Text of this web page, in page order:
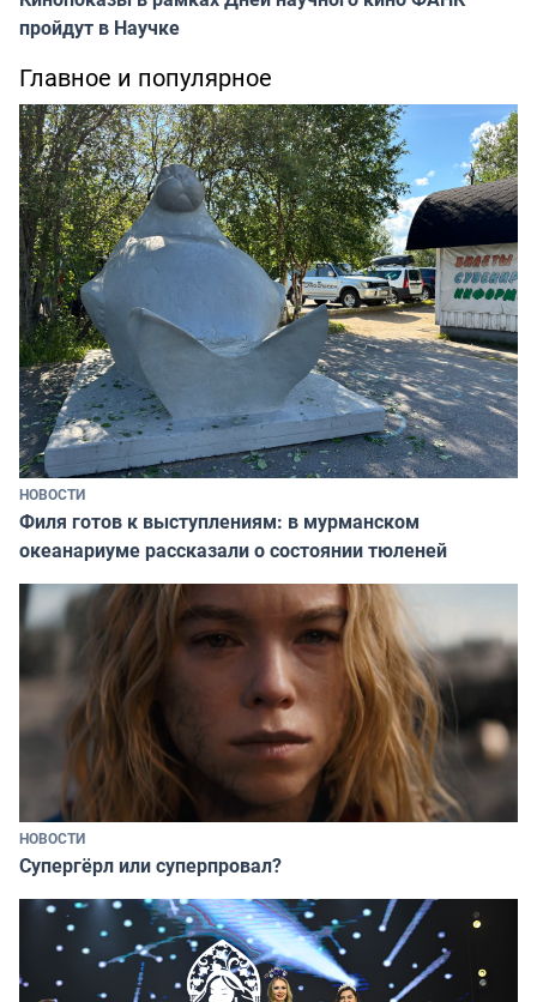
пройдут в Научке
Главное и популярное
НОВОСТИ
Филя готов к выступлениям: в мурманском
океанариуме рассказали о состоянии тюленей
НОВОСТИ
Супергёрл или суперпровал?